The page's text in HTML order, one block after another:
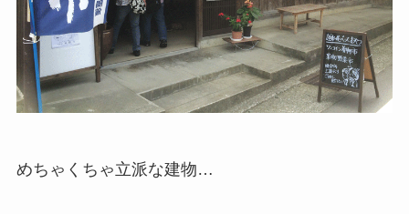
めちゃくちゃ立派な建物…